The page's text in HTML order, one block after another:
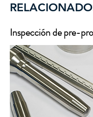
Inspección de pre-